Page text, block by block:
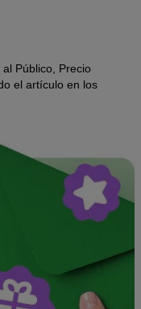
Público, Precio
el artículo en los